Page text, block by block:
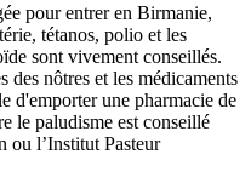
pour entrer en Birmanie,
tétanos, polio et les
sont vivement conseillés.
des nôtres et les médicaments
d'emporter une pharmacie de
le paludisme est conseillé
ou l’Institut Pasteur